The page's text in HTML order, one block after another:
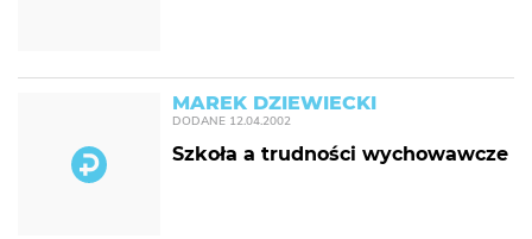
MAREK DZIEWIECKI
DODANE 12.04.2002
Szkoła a trudności wychowawcze